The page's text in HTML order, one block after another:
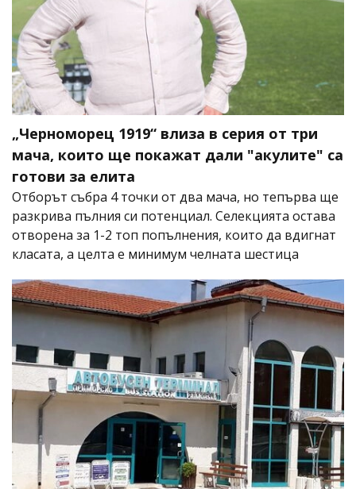
„Черноморец 1919“ влиза в серия от три
мача, които ще покажат дали "акулите" са
готови за елита
Отборът събра 4 точки от два мача, но тепърва ще
разкрива пълния си потенциал. Селекцията остава
отворена за 1-2 топ попълнения, които да вдигнат
класата, а целта е минимум челната шестица